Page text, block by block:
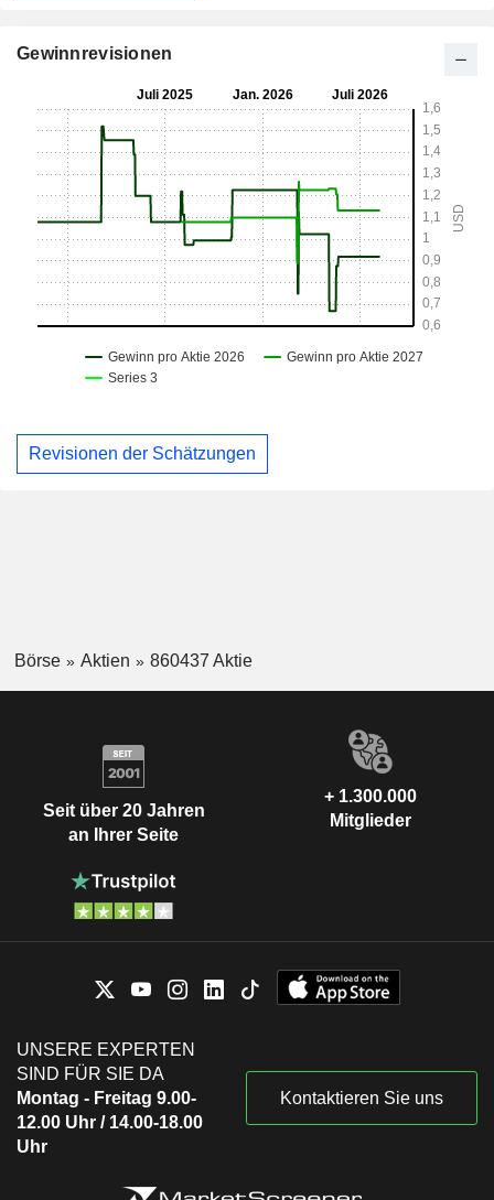
Gewinnrevisionen
Revisionen der Schätzungen
Börse Aktien 860437 Aktie
Seit über 20 Jahren
an Ihrer Seite
+ 1.300.000
Mitglieder
UNSERE EXPERTEN
SIND FÜR SIE DA
Montag - Freitag 9.00-
12.00 Uhr / 14.00-18.00
Uhr
Kontaktieren Sie uns